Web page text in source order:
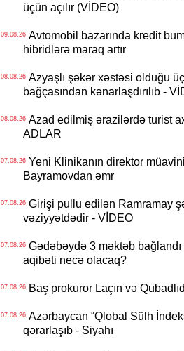
üçün açılır (VİDEO)
09.08.26Avtomobil bazarında kredit
hibridlərə maraq artır
08.08.26Azyaşlı şəkər xəstəsi olduğu
bağçasından kənarlaşdırılıb -
08.08.26Azad edilmiş ərazilərdə turist
ADLAR
07.08.26Yeni Klinikanın direktor müavini
Bayramovdan əmr
07.08.26Girişi pullu edilən Ramramay
vəziyyətdədir - VİDEO
07.08.26Gədəbəydə 3 məktəb
aqibəti necə olacaq?
07.08.26Baş prokuror Laçın və
07.08.26Azərbaycan “Qlobal Sülh
qərarlaşıb - Siyahı